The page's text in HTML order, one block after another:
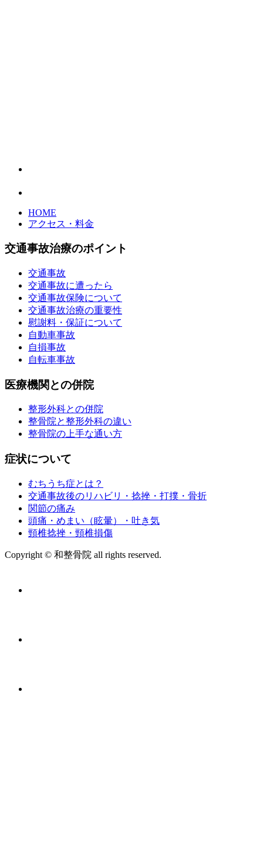
HOME
アクセス・料金
交通事故治療のポイント
交通事故
交通事故に遭ったら
交通事故保険について
交通事故治療の重要性
慰謝料・保証について
自動車事故
自損事故
自転車事故
医療機関との併院
整形外科との併院
整骨院と整形外科の違い
整骨院の上手な通い方
症状について
むちうち症とは？
交通事故後のリハビリ・捻挫・打撲・骨折
関節の痛み
頭痛・めまい（眩暈）・吐き気
頸椎捻挫・頸椎損傷
Copyright © 和整骨院 all rights reserved.